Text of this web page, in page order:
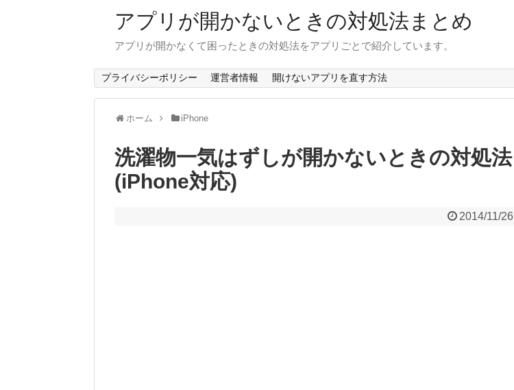
アプリが開かないときの対処法まとめ
アプリが開かなくて困ったときの対処法をアプリごとで紹介しています。
プライバシーポリシー 運営者情報 開けないアプリを直す方法
ホーム iPhone
洗濯物一気はずしが開かないときの対処法
(iPhone対応)
2014/11/26